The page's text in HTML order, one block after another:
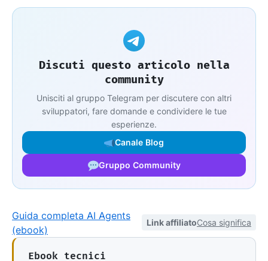
Discuti questo articolo nella
community
Unisciti al gruppo Telegram per discutere con altri
sviluppatori, fare domande e condividere le tue
esperienze.
Canale Blog
Gruppo Community
Guida completa AI Agents
(ebook)
Link affiliatoCosa significa
Ebook tecnici